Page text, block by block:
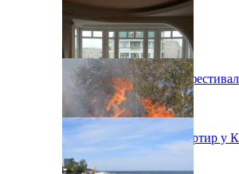
В Киеве состоится эко-
Ситуація з орендою квартир у